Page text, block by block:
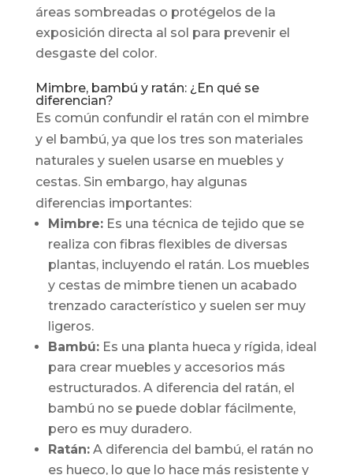
áreas sombreadas o protégelos de la
exposición directa al sol para prevenir el
desgaste del color.
Mimbre, bambú y ratán: ¿En qué se
diferencian?
Es común confundir el ratán con el mimbre
y el bambú, ya que los tres son materiales
naturales y suelen usarse en muebles y
cestas. Sin embargo, hay algunas
diferencias importantes:
Mimbre:Es una técnica de tejido que se
realiza con fibras flexibles de diversas
plantas, incluyendo el ratán. Los muebles
y cestas de mimbre tienen un acabado
trenzado característico y suelen ser muy
ligeros.
Bambú:Es una planta hueca y rígida, ideal
para crear muebles y accesorios más
estructurados. A diferencia del ratán, el
bambú no se puede doblar fácilmente,
pero es muy duradero.
Ratán:A diferencia del bambú, el ratán no
es hueco, lo que lo hace más resistente y